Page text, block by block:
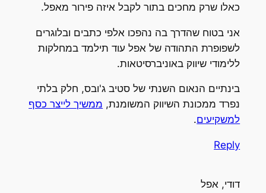
כאלו שרק מחכים בתור לקבל איזה פירור מאפל.
אני בטוח שהדרך בה נהפכו אלפי כתבים ובלוגרים
לשפופרת התהודה של אפל עוד תילמד במחלקות
ללימודי שיווק באוניברסיטאות.
בינתיים הנאום השנתי של סטיב ג'ובס, חלק בלתי
נפרד ממכונת השיווק המשומנת, ממשיך לייצר כסף
למשקיעים.
Reply
דודי, אפל